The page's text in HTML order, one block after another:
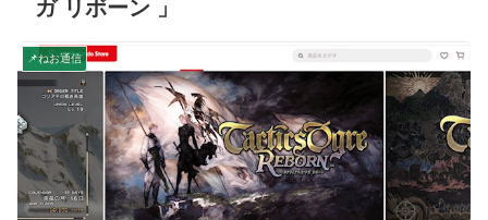
ガ リボーン 」
📌ねお通信